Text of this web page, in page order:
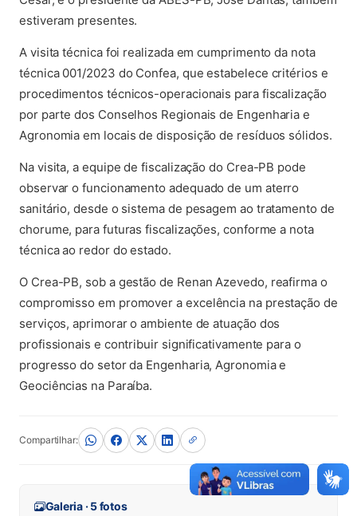
estiveram presentes.
A visita técnica foi realizada em cumprimento da nota
técnica 001/2023 do Confea, que estabelece critérios e
procedimentos técnicos-operacionais para fiscalização
por parte dos Conselhos Regionais de Engenharia e
Agronomia em locais de disposição de resíduos sólidos.
Na visita, a equipe de fiscalização do Crea-PB pode
observar o funcionamento adequado de um aterro
sanitário, desde o sistema de pesagem ao tratamento de
chorume, para futuras fiscalizações, conforme a nota
técnica ao redor do estado.
O Crea-PB, sob a gestão de Renan Azevedo, reafirma o
compromisso em promover a excelência na prestação de
serviços, aprimorar o ambiente de atuação dos
profissionais e contribuir significativamente para o
progresso do setor da Engenharia, Agronomia e
Geociências na Paraíba.
Compartilhar:
Galeria · 5 fotos